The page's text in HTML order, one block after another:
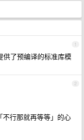
1
供了预编译的标准库模
2
行那就再等等」的心